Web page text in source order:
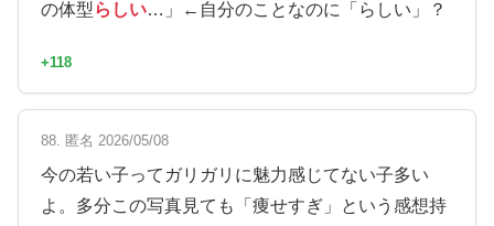
の体型らしい…」←自分のことなのに「らしい」？
+118
88. 匿名 2026/05/08
今の若い子ってガリガリに魅力感じてない子多い
よ。多分この写真見ても「痩せすぎ」という感想持